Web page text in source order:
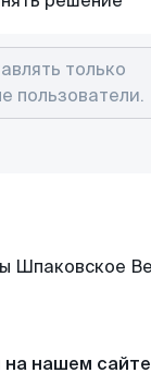
на нашем сайте